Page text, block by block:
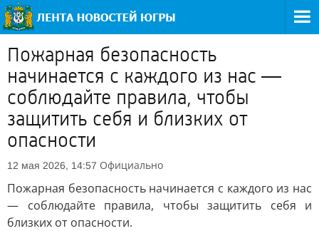
Пожарная безопасность
начинается с каждого из нас —
соблюдайте правила, чтобы
защитить себя и близких от
опасности
12 мая 2026, 14:57 Официально
Пожарная безопасность начинается с каждого из нас
— соблюдайте правила, чтобы защитить себя и
близких от опасности.